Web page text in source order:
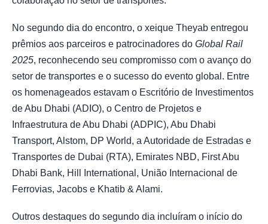
No segundo dia do encontro, o xeique Theyab entregou
prêmios aos parceiros e patrocinadores do Global Rail
2025, reconhecendo seu compromisso com o avanço do
setor de transportes e o sucesso do evento global. Entre
os homenageados estavam o Escritório de Investimentos
de Abu Dhabi (ADIO), o Centro de Projetos e
Infraestrutura de Abu Dhabi (ADPIC), Abu Dhabi
Transport, Alstom, DP World, a Autoridade de Estradas e
Transportes de Dubai (RTA), Emirates NBD, First Abu
Dhabi Bank, Hill International, União Internacional de
Ferrovias, Jacobs e Khatib & Alami.
Outros destaques do segundo dia incluíram o início do